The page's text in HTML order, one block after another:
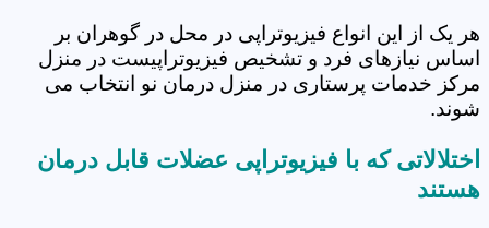
هر یک از این انواع فیزیوتراپی در محل در گوهران بر
اساس نیازهای فرد و تشخیص فیزیوتراپیست در منزل
مرکز خدمات پرستاری در منزل درمان نو انتخاب می
شوند.
اختلالاتی که با فیزیوتراپی عضلات قابل درمان
هستند